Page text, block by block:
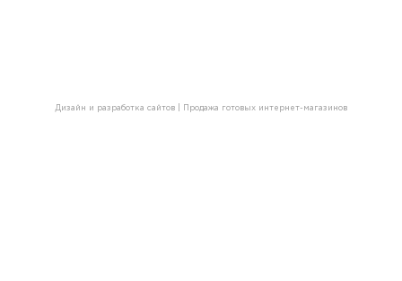
Дизайн и разработка сайтов Продажа готовых интернет-магазинов